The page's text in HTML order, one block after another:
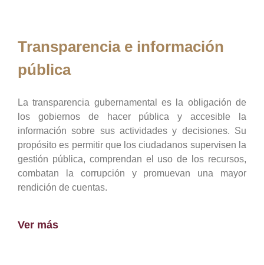
Transparencia e información
pública
La transparencia gubernamental es la obligación de
los gobiernos de hacer pública y accesible la
información sobre sus actividades y decisiones. Su
propósito es permitir que los ciudadanos supervisen la
gestión pública, comprendan el uso de los recursos,
combatan la corrupción y promuevan una mayor
rendición de cuentas.
Ver más